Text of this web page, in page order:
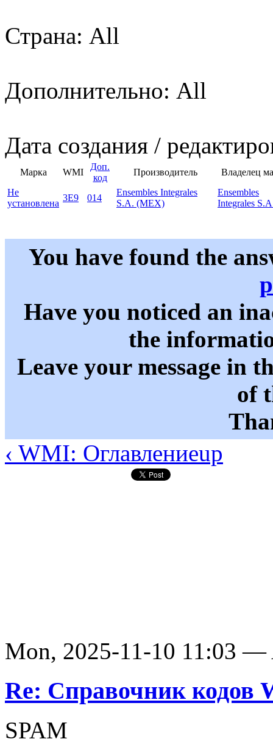
Страна: All
Дополнительно: All
Дата создания /
Марка WMI
Доп.
код
Производитель
Владелец
Не
установлена
3E9 014
Ensembles Integrales
S.A. (MEX)
Ensembles
Integrales
You have found the
Have you noticed an
the
Leave your message in
of
‹ WMI: Оглавлениеup
Mon, 2025-11-10 11:03 —
Re: Справочник кодов
SPAM